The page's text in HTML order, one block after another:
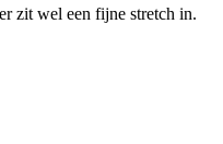
zit wel een fijne stretch in.